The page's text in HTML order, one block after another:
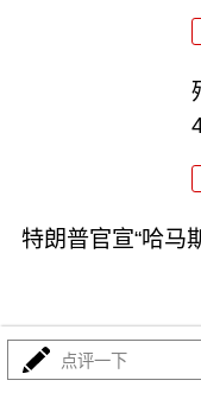
特朗普官宣“哈马
点评一下